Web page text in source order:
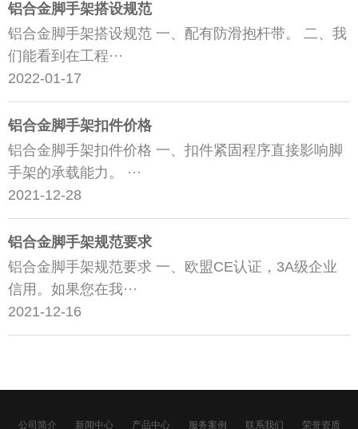
铝合金脚手架搭设规范
铝合金脚手架搭设规范 一、配有防滑抱杆带。 二、我
们能看到在工程···
2022-01-17
铝合金脚手架扣件价格
铝合金脚手架扣件价格 一、扣件紧固程序直接影响脚
手架的承载能力。 ···
2021-12-28
铝合金脚手架规范要求
铝合金脚手架规范要求 一、欧盟CE认证，3A级企业
信用。如果您在我···
2021-12-16
公司简介 新闻中心 产品中心 服务案例 联系我们 荣誉资质